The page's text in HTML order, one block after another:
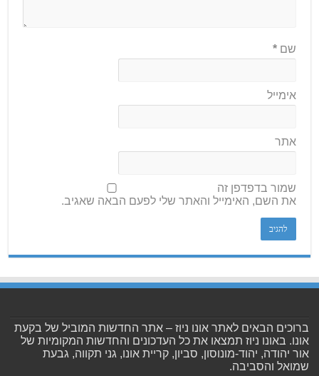
שם*
אימייל
אתר
שמור בדפדפן זה
את השם, האימייל והאתר שלי לפעם הבאה שאגיב.
ברוכים הבאים לאתר אונו ניוז – אתר החדשות המוביל של בקעת
אונו. באונו ניוז תמצאו את כל העדכונים והחדשות המקומיות של
אור יהודה, יהוד-מונוסון, סביון, קריית אונו, גני תקווה, גבעת
שמואל והסביבה.